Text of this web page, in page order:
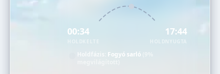
00:34 17:44
HOLDNYUGTA
Holdfázis: Fogyó sarló